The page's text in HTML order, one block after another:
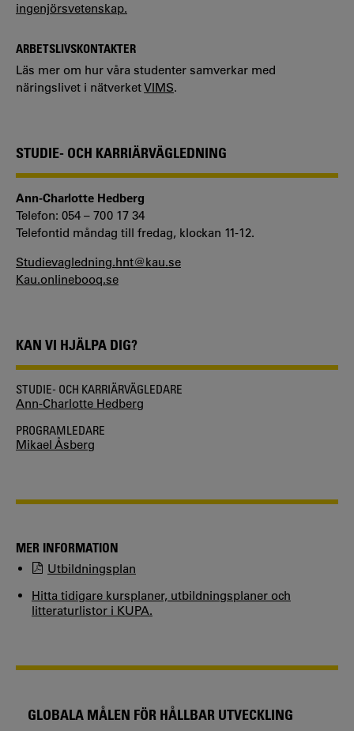
ingenjörsvetenskap.
ARBETSLIVSKONTAKTER
Läs mer om hur våra studenter samverkar med
näringslivet i nätverketVIMS.
STUDIE- OCH KARRIÄRVÄGLEDNING
Ann-Charlotte Hedberg
Telefon: 054 – 700 17 34
Telefontid måndag till fredag, klockan 11-12.
Studievagledning.hnt@kau.se
Kau.onlinebooq.se
KAN VI HJÄLPA DIG?
STUDIE- OCH KARRIÄRVÄGLEDARE
Ann-Charlotte Hedberg
PROGRAMLEDARE
Mikael Åsberg
MER INFORMATION
Utbildningsplan
Hitta tidigare kursplaner, utbildningsplaner och
litteraturlistor i KUPA.
GLOBALA MÅLEN FÖR HÅLLBAR UTVECKLING